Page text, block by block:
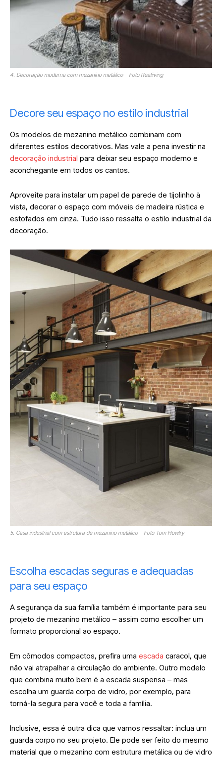
4. Decoração moderna com mezanino metálico – Foto Realiiving
Decore seu espaço no estilo industrial
Os modelos de mezanino metálico combinam com
diferentes estilos decorativos. Mas vale a pena investir na
decoração industrial para deixar seu espaço moderno e
aconchegante em todos os cantos.
Aproveite para instalar um papel de parede de tijolinho à
vista, decorar o espaço com móveis de madeira rústica e
estofados em cinza. Tudo isso ressalta o estilo industrial da
decoração.
5. Casa industrial com estrutura de mezanino metálico – Foto Tom Howlry
Escolha escadas seguras e adequadas
para seu espaço
A segurança da sua família também é importante para seu
projeto de mezanino metálico – assim como escolher um
formato proporcional ao espaço.
Em cômodos compactos, prefira uma escada caracol, que
não vai atrapalhar a circulação do ambiente. Outro modelo
que combina muito bem é a escada suspensa – mas
escolha um guarda corpo de vidro, por exemplo, para
torná-la segura para você e toda a família.
Inclusive, essa é outra dica que vamos ressaltar: inclua um
guarda corpo no seu projeto. Ele pode ser feito do mesmo
material que o mezanino com estrutura metálica ou de vidro